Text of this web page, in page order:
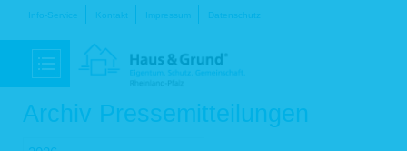
Navigation
Info-Service Kontakt Impressum Datenschutz
Archiv Pressemitteilungen